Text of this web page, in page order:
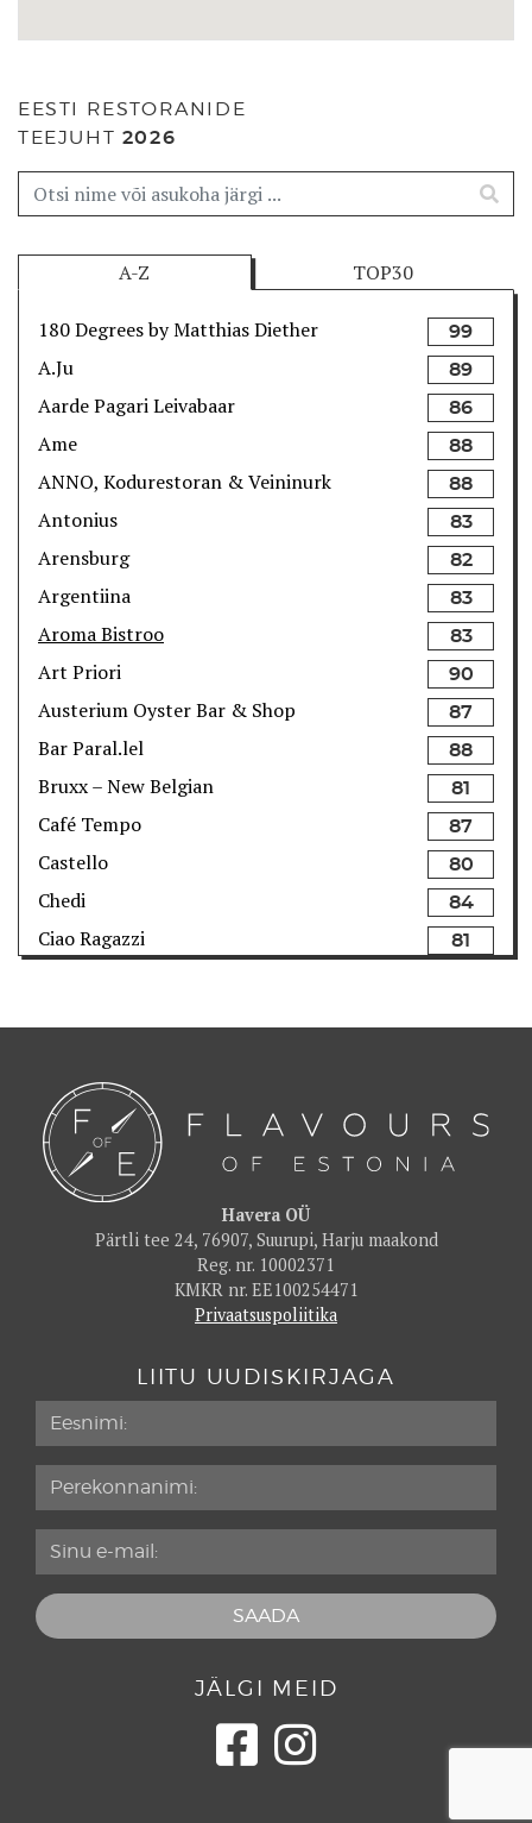
EESTI RESTORANIDE
TEEJUHT 2026
A-Z TOP30
180 Degrees by Matthias Diether 99
A.Ju 89
Aarde Pagari Leivabaar 86
Ame 88
ANNO, Kodurestoran & Veininurk 88
Antonius 83
Arensburg 82
Argentiina 83
Aroma Bistroo 83
Art Priori 90
Austerium Oyster Bar & Shop 87
Bar Paral.lel 88
Bruxx – New Belgian 81
Café Tempo 87
Castello 80
Chedi 84
Ciao Ragazzi 81
F-hoone
F.Burger 80
Fotografiska Restoran 91
Franzia
FUME Restoran
Gastro Bar TUJU
Georg Ots Spa restoran
GMP Pühajärve Restoran 86
Gobi
Gruusia Trahter Mimino
Hapsal Dietrich 86
Härg
Hõlm
85
Havera OÜ
Pärtli tee 24, 76907, Suurupi, Harju maakond
Reg. nr. 10002371
KMKR nr. EE100254471
Privaatsuspoliitika
LIITU UUDISKIRJAGA
JÄLGI MEID